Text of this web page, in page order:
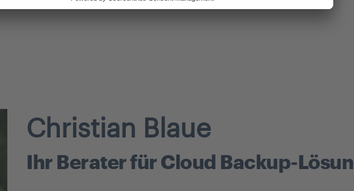
Christian Blaue
Ihr Berater für Cloud Backup-